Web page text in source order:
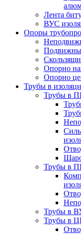
Лента
ВУС
Опоры
Опорно
Опорно
Трубы в
Трубы в
Трубы в
Трубы в
Трубы в